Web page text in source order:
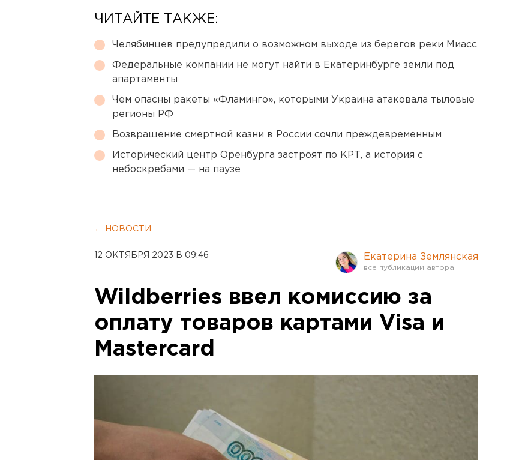
ЧИТАЙТЕ ТАКЖЕ:
Челябинцев предупредили о возможном выходе из берегов реки Миасс
Федеральные компании не могут найти в Екатеринбурге земли под
апартаменты
Чем опасны ракеты «Фламинго», которыми Украина атаковала тыловые
регионы РФ
Возвращение смертной казни в России сочли преждевременным
Исторический центр Оренбурга застроят по КРТ, а история с
небоскребами — на паузе
← НОВОСТИ
12 ОКТЯБРЯ 2023 В 09:46 Екатерина Землянская
Wildberries ввел комиссию за
оплату товаров картами Visa и
Mastercard